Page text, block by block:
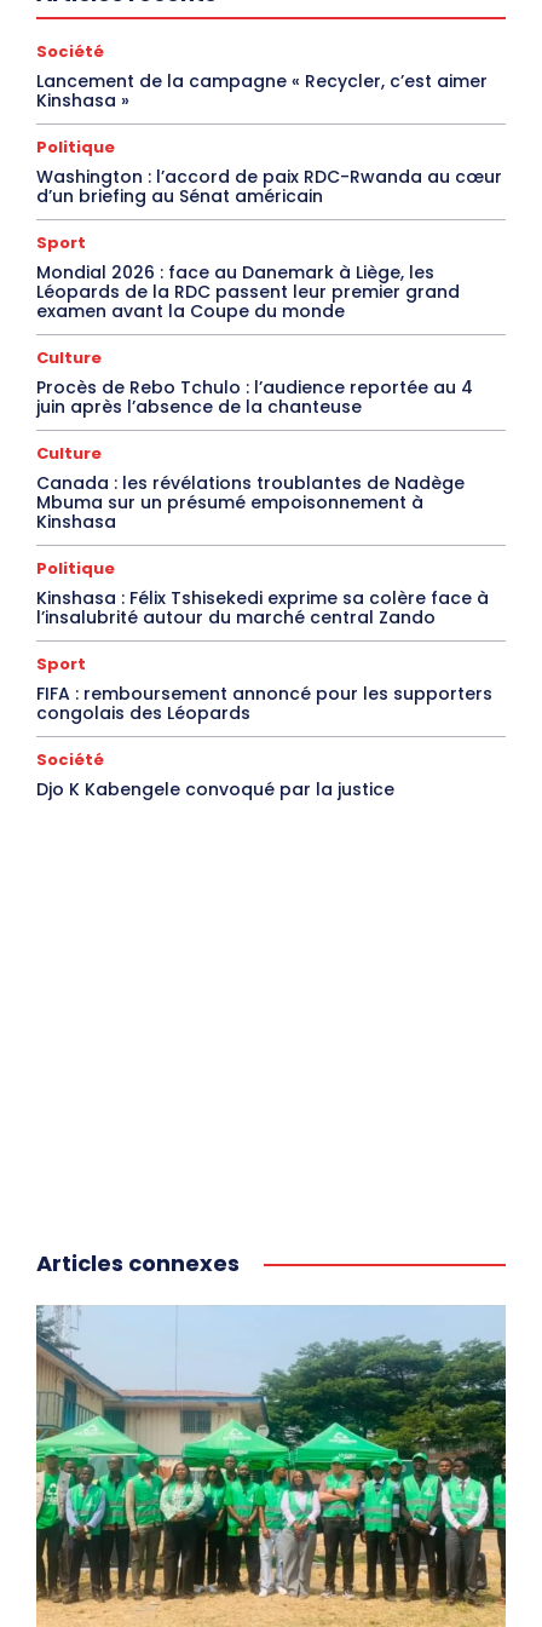
Société
Lancement de la campagne « Recycler, c’est aimer
Kinshasa »
Politique
Washington : l’accord de paix RDC-Rwanda au cœur
d’un briefing au Sénat américain
Sport
Mondial 2026 : face au Danemark à Liège, les
Léopards de la RDC passent leur premier grand
examen avant la Coupe du monde
Culture
Procès de Rebo Tchulo : l’audience reportée au 4
juin après l’absence de la chanteuse
Culture
Canada : les révélations troublantes de Nadège
Mbuma sur un présumé empoisonnement à
Kinshasa
Politique
Kinshasa : Félix Tshisekedi exprime sa colère face à
l’insalubrité autour du marché central Zando
Sport
FIFA : remboursement annoncé pour les supporters
congolais des Léopards
Société
Djo K Kabengele convoqué par la justice
Articles connexes